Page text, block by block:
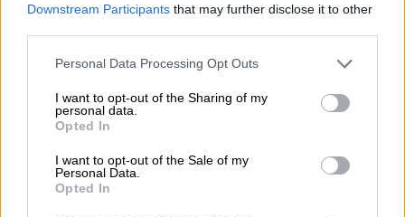
Downstream Participants that may further disclose it to other
Please note that this website/app uses one or more Google
not limited to your visit or usage behaviour. You may click to
grant or deny consent to Google and its third-party tags to
use your data for below specified purposes in below Google
consent section.
Personal Data Processing Opt Outs
I want to opt-out of the Sharing of my
personal data.
Opted In
I want to opt-out of the Sale of my
Personal Data.
Opted In